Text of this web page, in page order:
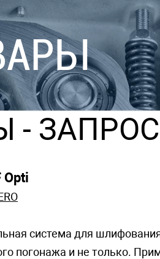
-
Opti
система для
погонажа и не только.